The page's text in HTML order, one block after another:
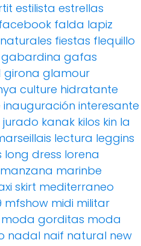
estilista estrellas
falda lapiz
fiestas flequillo
gabardina gafas
girona glamour
culture hidratante
inauguración interesante
jurado kanak kilos kin la
lectura leggins
long dress lorena
manzana marinbe
skirt mediterraneo
mfshow midi militar
moda gorditas moda
nadal naif natural new